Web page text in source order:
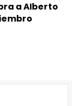
a Alberto